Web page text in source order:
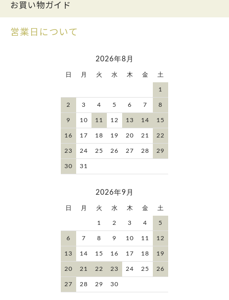
お買い物ガイド
営業日について
2026年8月
日 月 火 水 木 金 土
1
2 3 4 5 6 7 8
9 10 11 12 13 14 15
16 17 18 19 20 21 22
23 24 25 26 27 28 29
30 31
2026年9月
日 月 火 水 木 金 土
1 2 3 4 5
6 7 8 9 10 11 12
13 14 15 16 17 18 19
20 21 22 23 24 25 26
27 28 29 30